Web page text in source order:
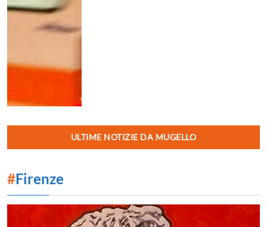
ULTIME NOTIZIE DA MUGELLO
#Firenze